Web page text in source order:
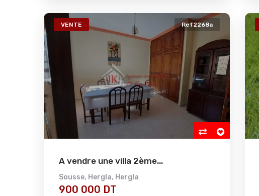
VENTE Ref2268a
A vendre une villa 2ème...
Sousse, Hergla, Hergla
900 000 DT